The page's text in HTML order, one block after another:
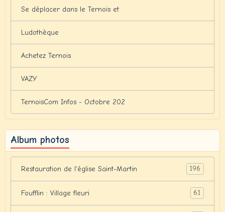
Se déplacer dans le Ternois et
Ludothèque
Achetez Ternois
VAZY
TernoisCom Infos - Octobre 202
Album photos
Restauration de l'église Saint-Martin 196
Foufflin : Village fleuri 61